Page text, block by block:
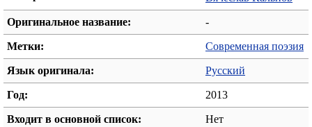
Оригинальное название: -
Метки: Современная поэзия
Язык оригинала: Русский
Год: 2013
Входит в основной список: Нет